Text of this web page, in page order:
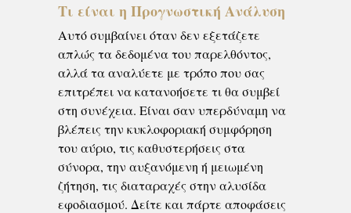
Αυτό συμβαίνει όταν δεν εξετάζετε
απλώς τα δεδομένα του παρελθόντος,
αλλά τα αναλύετε με τρόπο που σας
επιτρέπει να κατανοήσετε τι θα συμβεί
στη συνέχεια. Είναι σαν υπερδύναμη να
βλέπεις την κυκλοφοριακή συμφόρηση
του αύριο, τις καθυστερήσεις στα
σύνορα, την αυξανόμενη ή μειωμένη
ζήτηση, τις διαταραχές στην αλυσίδα
εφοδιασμού. Δείτε και πάρτε αποφάσεις
Τι είναι η Προγνωστική Ανάλυση